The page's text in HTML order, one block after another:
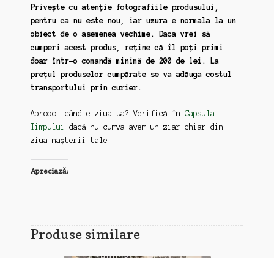
Privește cu atenție fotografiile produsului,
pentru ca nu este nou, iar uzura e normala la un
obiect de o asemenea vechime. Daca vrei să
cumperi acest produs, reține că îl poți primi
doar într-o comandă minimă de 200 de lei. La
prețul produselor cumpărate se va adăuga costul
transportului prin curier.
Apropo: când e ziua ta? Verifică în Capsula
Timpului
dacă nu cumva avem un ziar chiar din
ziua nașterii tale.
Apreciază:
Produse similare